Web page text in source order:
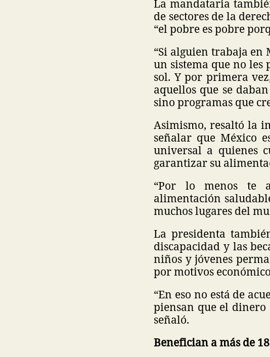
La mandataria
de sectores de la
“el pobre es pobre
“Si alguien trabaja en
un sistema que no les
sol. Y por primera
aquellos que se
sino programas que
Asimismo, resaltó la
señalar que México
universal a quienes
garantizar su
“Por lo menos te
alimentación
muchos lugares del
La presidenta
discapacidad y las
niños y jóvenes
por motivos
“En eso no está de
piensan que el dinero
señaló.
Benefician a más de